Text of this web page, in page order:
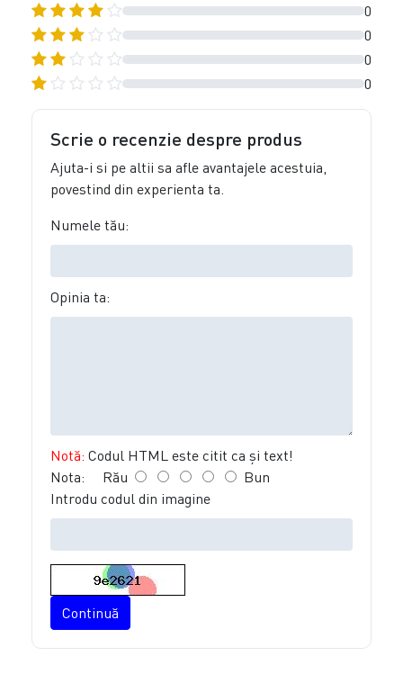
0
0
0
0
Scrie o recenzie despre produs
Ajuta-i si pe altii sa afle avantajele acestuia,
povestind din experienta ta.
Numele tău:
Opinia ta:
Notă: Codul HTML este citit ca şi text!
Nota: Rău
Bun
Introdu codul din imagine
Continuă